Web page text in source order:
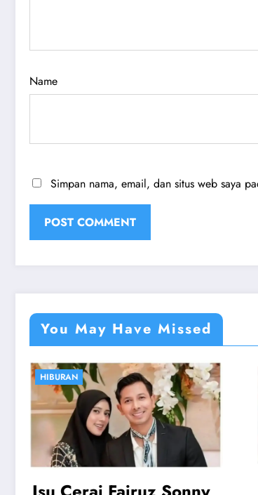
Name
Simpan nama, email, dan situs web saya
You May Have Missed
OLAHRAGA